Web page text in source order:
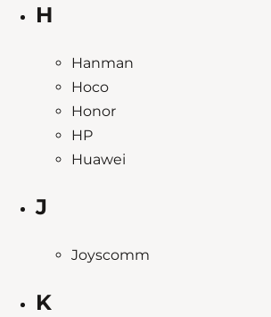
H
Hanman
Hoco
Honor
HP
Huawei
J
Joyscomm
K